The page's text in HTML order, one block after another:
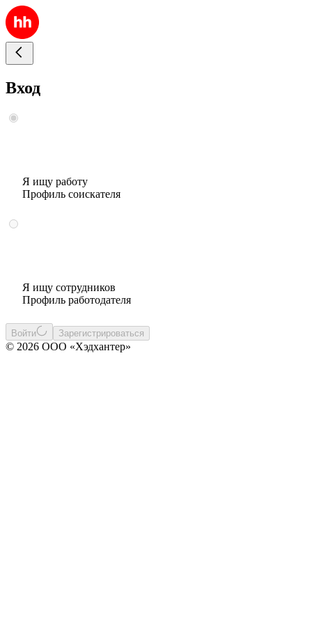
Вход
Я ищу работу
Профиль соискателя
Я ищу сотрудников
Профиль работодателя
Войти Зарегистрироваться
© 2026 ООО «Хэдхантер»